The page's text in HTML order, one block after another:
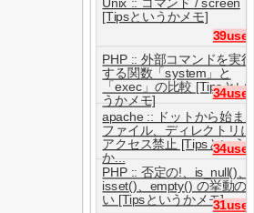
Unix :: コマンド / screen
[Tipsというかメモ]
39users
PHP :: 外部コマンドを実行
する関数「system」と
「exec」の比較 [Tipsとい
うかメモ]
34users
apache :: ドットから始まる
ファイル、ディレクトリに
アクセス禁止 [Tipsという
か...
34users
PHP :: 否定の!、is_null()、
isset()、empty() の挙動の違
い [Tipsというかメモ]31users